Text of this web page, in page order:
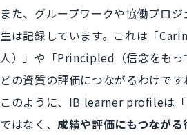
また、グループワークや協働プロ
生は記録しています。これは「
人）」や「Principled（信念をもっ
どの資質の評価につながるわけです
このように、IB learner profileは「
ではなく、 成績や評価にもつながる